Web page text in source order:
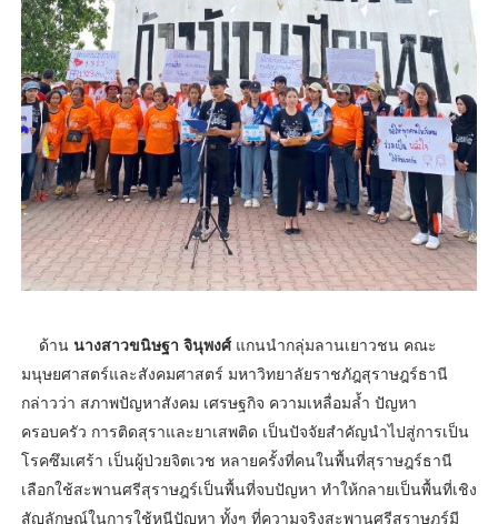
ด้าน นางสาวขนิษฐา จินุพงศ์ แกนนำกลุ่มลานเยาวชน คณะ
มนุษยศาสตร์และสังคมศาสตร์ มหาวิทยาลัยราชภัฎสุราษฎร์ธานี
กล่าวว่า สภาพปัญหาสังคม เศรษฐกิจ ความเหลื่อมล้ำ ปัญหา
ครอบครัว การติดสุราและยาเสพติด เป็นปัจจัยสำคัญนำไปสู่การเป็น
โรคซึมเศร้า เป็นผู้ป่วยจิตเวช หลายครั้งที่คนในพื้นที่สุราษฎร์ธานี
เลือกใช้สะพานศรีสุราษฎร์เป็นพื้นที่จบปัญหา ทำให้กลายเป็นพื้นที่เชิง
สัญลักษณ์ในการใช้หนีปัญหา ทั้งๆ ที่ความจริงสะพานศรีสุราษฎร์มี